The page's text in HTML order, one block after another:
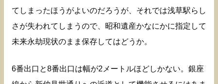
てしまったほうがよいのだろうが、それでは浅草駅らし
さが失われてしまうので、昭和遺産かなにかに指定して
未来永劫現状のまま保存してはどうか。
6番出口と8番出口は幅が2メートルほどしかない。銀座